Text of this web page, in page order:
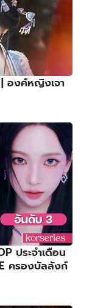
องค์หญิงเจา
ประจำเดือน
ครองบัลลังก์